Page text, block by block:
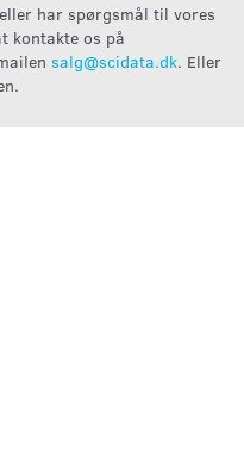
har spørgsmål til vores
kontakte os på
salg@scidata.dk. Eller